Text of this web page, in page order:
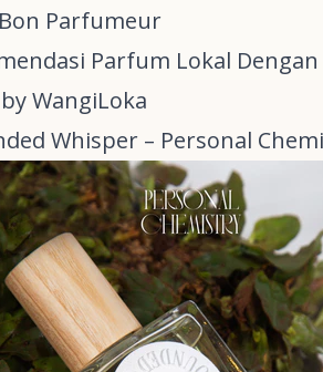
Parfumeur
Parfum Lokal
WangiLoka
Whisper – Personal